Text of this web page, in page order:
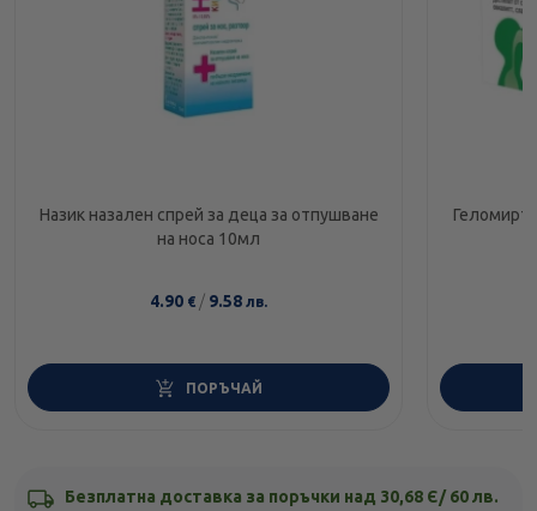
Назик назален спрей за деца за отпушване
на носа 10мл
4.90 € / 9.58 лв.
ПОРЪЧАЙ
Безплатна доставка за поръчки над 30,68 Є/ 60 лв.